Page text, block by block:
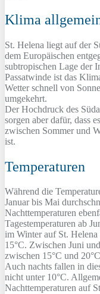
Klima
St. Helena liegt auf der
dem Europäischen
subtropischen Lage der
Passatwinde ist das
Wetter schnell von
umgekehrt.
Der Hochdruck des
sorgen aber dafür, dass
zwischen Sommer und
ist.
Temperaturen
Während die
Januar bis Mai
Nachttemperaturen
Tagestemperaturen ab
im Winter auf St.
15°C. Zwischen Juni
zwischen 15°C und
Auch nachts fallen in
nicht unter 10°C.
Nachttemperaturen auf